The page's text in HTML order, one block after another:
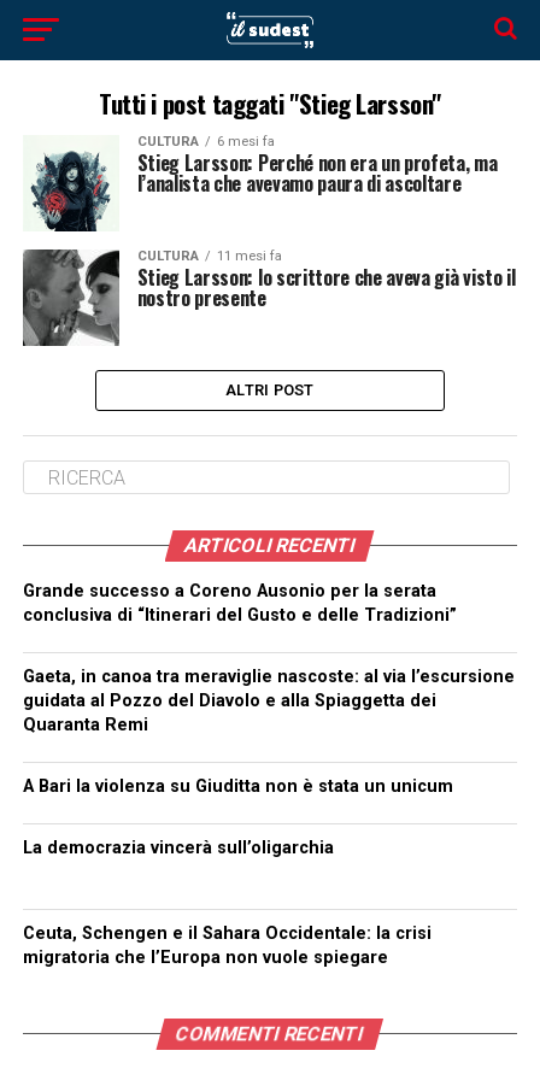
Tutti i post taggati "Stieg Larsson"
CULTURA 6 mesi fa
Stieg Larsson: Perché non era un profeta, ma
l’analista che avevamo paura di ascoltare
CULTURA 11 mesi fa
Stieg Larsson: lo scrittore che aveva già visto il
nostro presente
ALTRI POST
ARTICOLI RECENTI
Grande successo a Coreno Ausonio per la serata
conclusiva di “Itinerari del Gusto e delle Tradizioni”
Gaeta, in canoa tra meraviglie nascoste: al via l’escursione
guidata al Pozzo del Diavolo e alla Spiaggetta dei
Quaranta Remi
A Bari la violenza su Giuditta non è stata un unicum
La democrazia vincerà sull’oligarchia
Ceuta, Schengen e il Sahara Occidentale: la crisi
migratoria che l’Europa non vuole spiegare
COMMENTI RECENTI